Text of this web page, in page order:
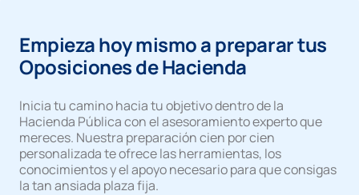
Empieza hoy mismo a preparar tus
Oposiciones de Hacienda
Inicia tu camino hacia tu objetivo dentro de la
Hacienda Pública con el asesoramiento experto que
mereces. Nuestra preparación cien por cien
personalizada te ofrece las herramientas, los
conocimientos y el apoyo necesario para que consigas
la tan ansiada plaza fija.